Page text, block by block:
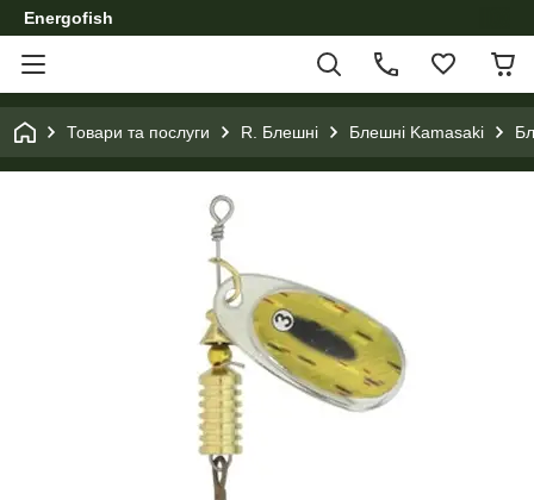
Energofish
Товари та послуги R. Блешні Блешні Kamasaki